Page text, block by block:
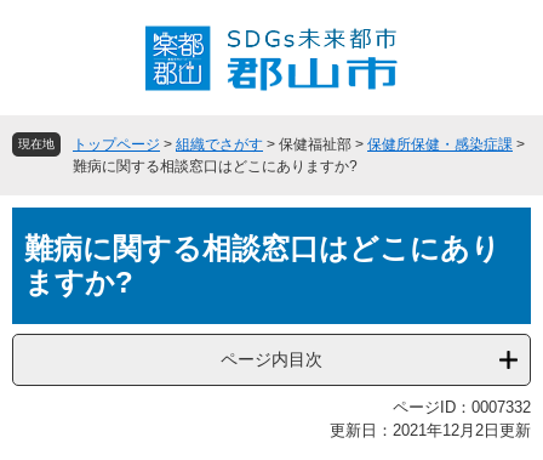
頭
飛現在地 トップページ > 組織でさがす > 保健福祉部 > 保健所保健・感染症課 >
難病に関する相談窓口はどこにありますか?
文難病に関する相談窓口はどこにあり
ますか?
ページ内目次
ページID：0007332
更新日：2021年12月2日更新